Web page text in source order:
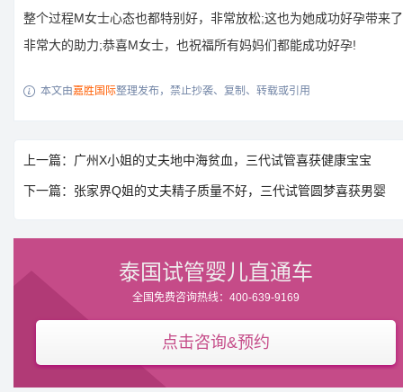
整个过程M女士心态也都特别好，非常放松;这也为她成功好孕带来了
非常大的助力;恭喜M女士，也祝福所有妈妈们都能成功好孕!
 本文由嘉胜国际整理发布，禁止抄袭、复制、转载或引用
上一篇：广州X小姐的丈夫地中海贫血，三代试管喜获健康宝宝
下一篇：张家界Q姐的丈夫精子质量不好，三代试管圆梦喜获男婴
泰国试管婴儿直通车
全国免费咨询热线：400-639-9169
点击咨询&预约